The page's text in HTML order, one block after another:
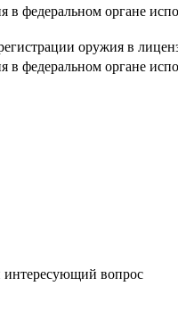
в федеральном органе
оружия в
в федеральном органе
интересующий вопрос